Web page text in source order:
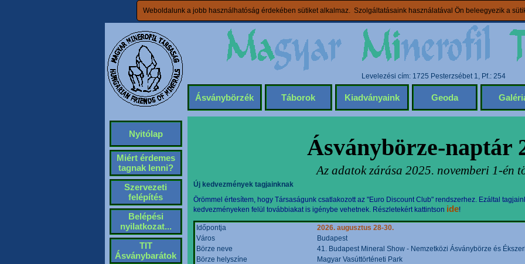
Weboldalunk a jobb használhatóság érdekében sütiket alkalmaz. Szolgáltatásaink használatával Ön beleegyezik a
Levelezési cím: 1725 Pesterzsébet 1, Pf.: 254
Ásványbörzék Táborok Kiadványaink Geoda
Nyitólap
Miért érdemes
tagnak lenni?
Szervezeti
felépítés
Belépési
nyilatkozat...
TIT
Ásványbarátok
Ásványbörze-naptár
Az adatok zárása 2025. novemberi 1-én
Új kedvezmények tagjainknak
Örömmel értesítem, hogy Társaságunk csatlakozott az "Euro Discount Club" rendszerhez. Ezáltal
kedvezményeken felül továbbiakat is igénybe vehetnek. Részletekért kattintson ide!
Időpontja
2026. augusztus 28-30.
Város
Budapest
Börze neve
41. Budapest Mineral Show - Nemzetközi Ásványbörze és
Börze helyszíne
Magyar Vasúttörténeti Park